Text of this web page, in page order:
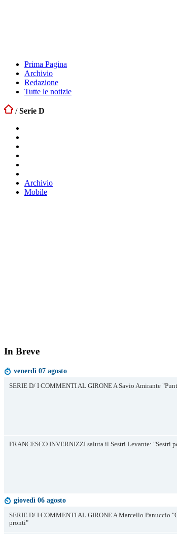
Prima Pagina
Archivio
Redazione
Tutte le notizie
/Serie D
Archivio
Mobile
In Breve
venerdì 07 agosto
SERIE D/ I COMMENTI AL GIRONE A Savio Amirante
FRANCESCO INVERNIZZI saluta il Sestri Levante: "Sestri
giovedì 06 agosto
SERIE D/ I COMMENTI AL GIRONE A Marcello Panuccio
pronti"